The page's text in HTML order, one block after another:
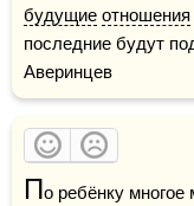
будущие отношения
последние будут
Аверинцев
По ребёнку многое